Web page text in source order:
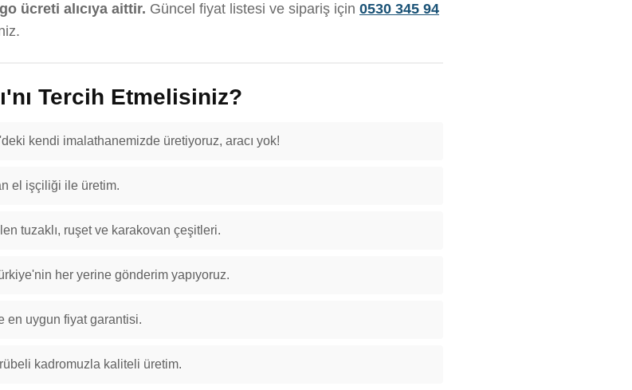
ücreti alıcıya aittir. Güncel fiyat listesi ve sipariş için 0530 345 94
Tercih Etmelisiniz?
kendi imalathanemizde üretiyoruz, aracı yok!
el işçiliği ile üretim.
tuzaklı, ruşet ve karakovan çeşitleri.
her yerine gönderim yapıyoruz.
en uygun fiyat garantisi.
kadromuzla kaliteli üretim.